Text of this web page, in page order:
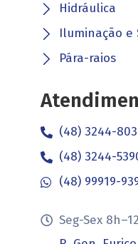
Hidráulica
Iluminação e
Pára-raios
(48) 3244-
(48) 3244-
(48) 99919-
Seg-Sex